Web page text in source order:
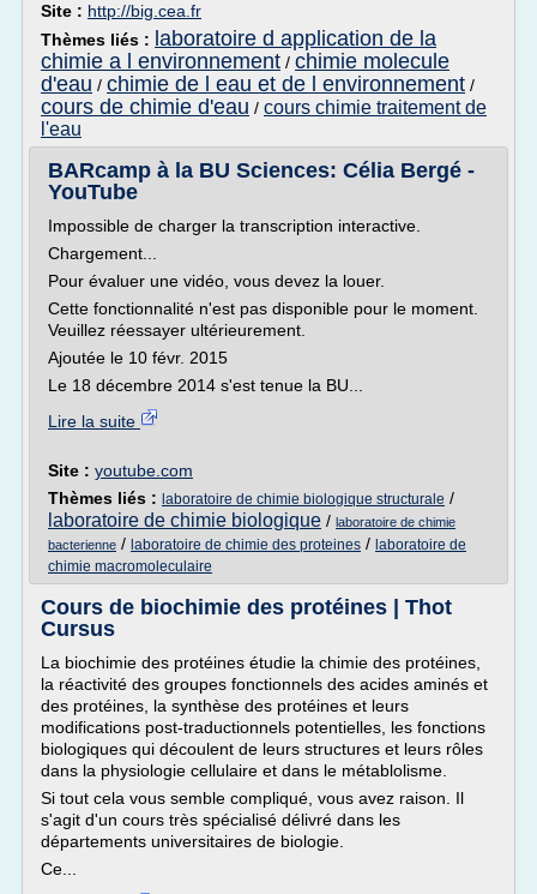
Site : http://big.cea.fr
Thèmes liés : laboratoire d application de la
chimie a l environnement / chimie molecule
d'eau / chimie de l eau et de l environnement /
cours de chimie d'eau / cours chimie traitement de
l'eau
BARcamp à la BU Sciences: Célia Bergé -
YouTube
Impossible de charger la transcription interactive.
Chargement...
Pour évaluer une vidéo, vous devez la louer.
Cette fonctionnalité n'est pas disponible pour le moment.
Veuillez réessayer ultérieurement.
Ajoutée le 10 févr. 2015
Le 18 décembre 2014 s'est tenue la BU...
Lire la suite
Site : youtube.com
Thèmes liés : laboratoire de chimie biologique structurale /
laboratoire de chimie biologique / laboratoire de chimie
bacterienne / laboratoire de chimie des proteines / laboratoire de
chimie macromoleculaire
Cours de biochimie des protéines | Thot
Cursus
La biochimie des protéines étudie la chimie des protéines,
la réactivité des groupes fonctionnels des acides aminés et
des protéines, la synthèse des protéines et leurs
modifications post-traductionnels potentielles, les fonctions
biologiques qui découlent de leurs structures et leurs rôles
dans la physiologie cellulaire et dans le métablolisme.
Si tout cela vous semble compliqué, vous avez raison. Il
s'agit d'un cours très spécialisé délivré dans les
départements universitaires de biologie.
Ce...